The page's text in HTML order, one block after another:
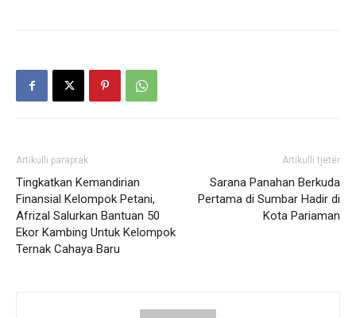
Artikulli paraprak
Tingkatkan Kemandirian
Finansial Kelompok Petani,
Afrizal Salurkan Bantuan 50
Ekor Kambing Untuk Kelompok
Ternak Cahaya Baru
Artikulli tjetër
Sarana Panahan Berkuda
Pertama di Sumbar Hadir di
Kota Pariaman